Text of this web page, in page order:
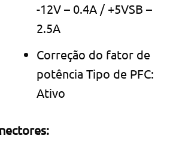
-12V – 0.4A / +5VSB –
2.5A
Correção do fator de
potência Tipo de PFC:
Ativo